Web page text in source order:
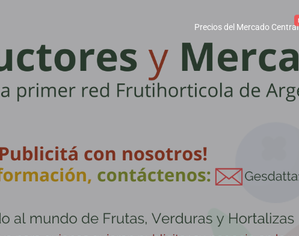
Precios del Mercado Central